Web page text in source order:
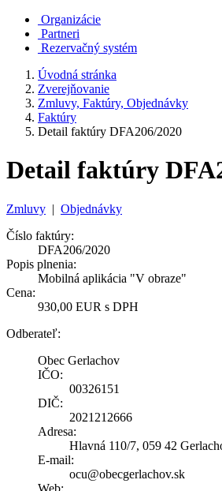
Organizácie
Partneri
Rezervačný systém
Úvodná stránka
Zverejňovanie
Zmluvy, Faktúry, Objednávky
Faktúry
Detail faktúry DFA206/2020
Detail faktúry
Zmluvy | Objednávky
Číslo faktúry:
DFA206/2020
Popis plnenia:
Mobilná aplikácia "V obraze"
Cena:
930,00 EUR s DPH
Odberateľ:
Obec Gerlachov
IČO:
00326151
DIČ:
2021212666
Adresa:
Hlavná 110/7, 059 42
E-mail:
ocu@obecgerlachov.sk
Web: